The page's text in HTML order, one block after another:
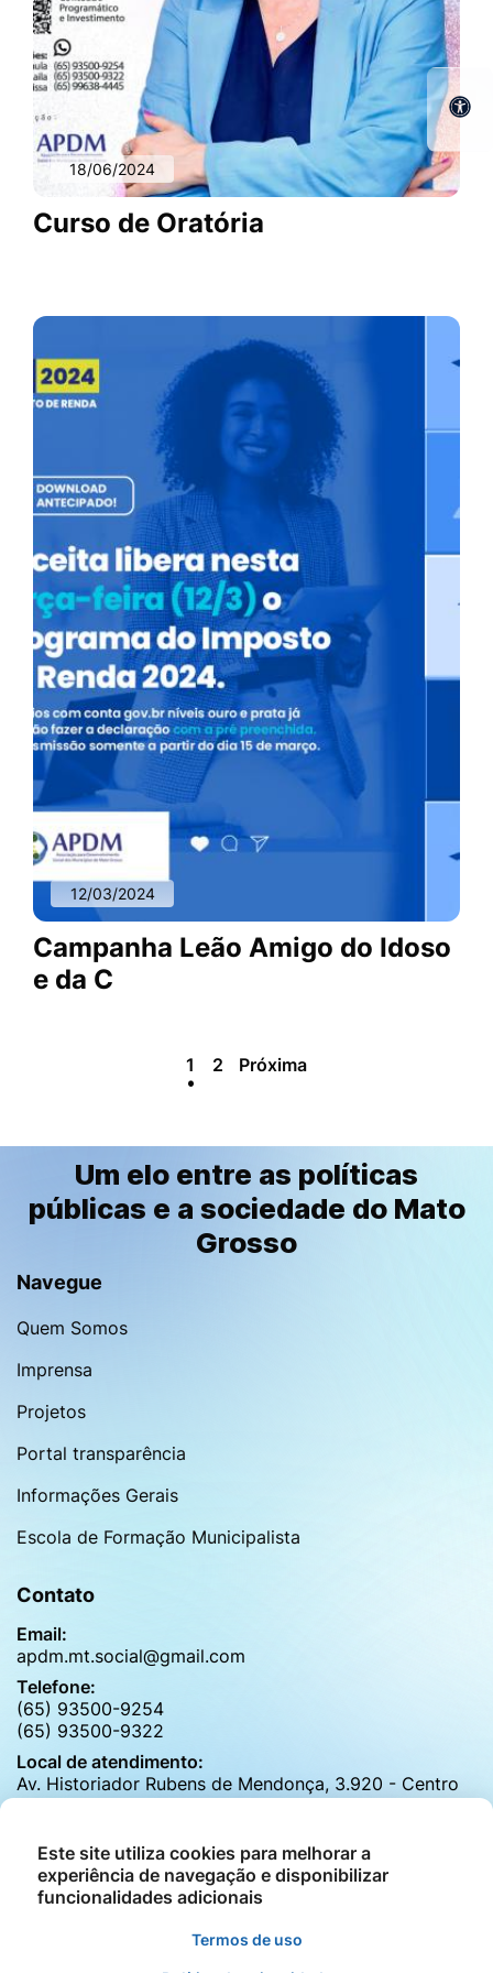
18/06/2024
Curso de Oratória
12/03/2024
Campanha Leão Amigo do Idoso
e da C
1 2 Próxima
Um elo entre as políticas
públicas e a sociedade do Mato
Grosso
Navegue
Quem Somos
Imprensa
Projetos
Portal transparência
Informações Gerais
Escola de Formação Municipalista
Contato
Email:
apdm.mt.social@gmail.com
Telefone:
(65) 93500-9254
(65) 93500-9322
Local de atendimento:
Av. Historiador Rubens de Mendonça, 3.920 - Centro
Politico Adiministrativo, Cuiabá - MT
de segunda a sexta das 8h às 17h30h
©2026 - APDM - Associação Para Desenvolvimento
Este site utiliza cookies para melhorar a
experiência de navegação e disponibilizar
funcionalidades adicionais
Termos de uso